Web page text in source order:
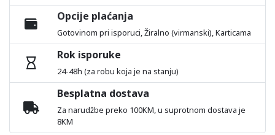
Opcije plaćanja
Gotovinom pri isporuci, Žiralno (virmanski), Karticama
Rok isporuke
24-48h (za robu koja je na stanju)
Besplatna dostava
Za narudžbe preko 100KM, u suprotnom dostava je
8KM